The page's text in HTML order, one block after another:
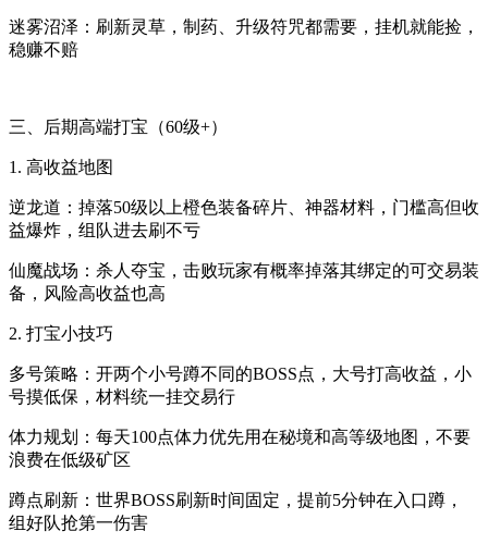
迷雾沼泽：刷新灵草，制药、升级符咒都需要，挂机就能捡，
稳赚不赔
三、后期高端打宝（60级+）
1. 高收益地图
逆龙道：掉落50级以上橙色装备碎片、神器材料，门槛高但收
益爆炸，组队进去刷不亏
仙魔战场：杀人夺宝，击败玩家有概率掉落其绑定的可交易装
备，风险高收益也高
2. 打宝小技巧
多号策略：开两个小号蹲不同的BOSS点，大号打高收益，小
号摸低保，材料统一挂交易行
体力规划：每天100点体力优先用在秘境和高等级地图，不要
浪费在低级矿区
蹲点刷新：世界BOSS刷新时间固定，提前5分钟在入口蹲，
组好队抢第一伤害